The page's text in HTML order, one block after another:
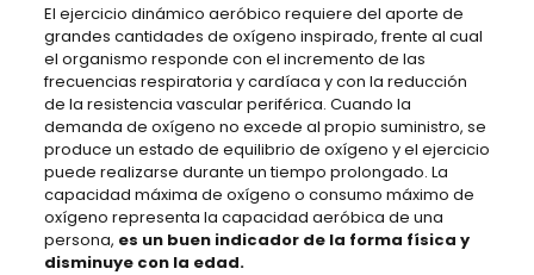
El ejercicio dinámico aeróbico requiere del aporte de
grandes cantidades de oxígeno inspirado, frente al cual
el organismo responde con el incremento de las
frecuencias respiratoria y cardíaca y con la reducción
de la resistencia vascular periférica. Cuando la
demanda de oxígeno no excede al propio suministro, se
produce un estado de equilibrio de oxígeno y el ejercicio
puede realizarse durante un tiempo prolongado. La
capacidad máxima de oxígeno o consumo máximo de
oxígeno representa la capacidad aeróbica de una
persona, es un buen indicador de la forma física y
disminuye con la edad.